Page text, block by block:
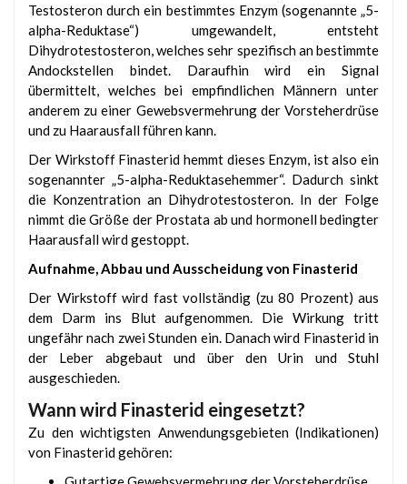
Testosteron durch ein bestimmtes Enzym (sogenannte „5-
alpha-Reduktase“) umgewandelt, entsteht
Dihydrotestosteron, welches sehr spezifisch an bestimmte
Andockstellen bindet. Daraufhin wird ein Signal
übermittelt, welches bei empfindlichen Männern unter
anderem zu einer Gewebsvermehrung der Vorsteherdrüse
und zu Haarausfall führen kann.
Der Wirkstoff Finasterid hemmt dieses Enzym, ist also ein
sogenannter „5-alpha-Reduktasehemmer“. Dadurch sinkt
die Konzentration an Dihydrotestosteron. In der Folge
nimmt die Größe der Prostata ab und hormonell bedingter
Haarausfall wird gestoppt.
Aufnahme, Abbau und Ausscheidung von Finasterid
Der Wirkstoff wird fast vollständig (zu 80 Prozent) aus
dem Darm ins Blut aufgenommen. Die Wirkung tritt
ungefähr nach zwei Stunden ein. Danach wird Finasterid in
der Leber abgebaut und über den Urin und Stuhl
ausgeschieden.
Wann wird Finasterid eingesetzt?
Zu den wichtigsten Anwendungsgebieten (Indikationen)
von Finasterid gehören: